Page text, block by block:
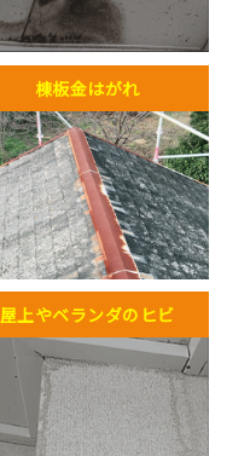
棟板金はがれ
屋上やベランダのヒビ